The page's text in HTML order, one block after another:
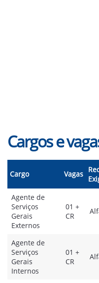
Cargos e
Cargo Vagas
Agente de
Serviços
Gerais
Externos
01 +
CR
Agente de
Serviços
Gerais
Internos
01 +
CR